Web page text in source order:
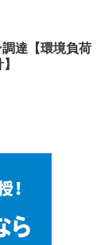
達【環境負荷